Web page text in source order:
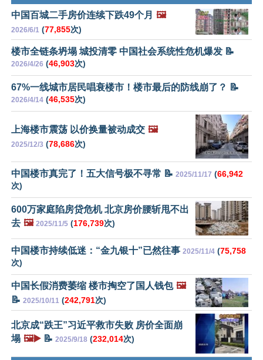
中国百城二手房价连续下跌49个月 🖼️
2026/6/1 (77,855次)
楼市全链条坍塌 城投清零 中国社会系统性危机爆发 📝
2026/4/26 (46,903次)
67%一线城市居民唱衰楼市！楼市最后的防线崩了？ 📝
2026/4/14 (46,535次)
上海楼市震荡 以价换量被动成交 🖼️
2025/12/3 (78,686次)
中国楼市真完了！五大信号极不寻常 📝 2025/11/17 (66,942
次)
600万家庭陷房贷危机 北京房价腰斩甩不出
去 🖼️ 2025/11/5 (176,739次)
中国楼市持续低迷：“金九银十”已然往事 2025/11/4 (75,758
次)
中国长假消费萎缩 楼市掏空了国人钱包 🖼️
📝 2025/10/11 (242,791次)
北京成“跌王”习近平救市失败 房价全面崩
塌 🖼️▶️ 📝 2025/9/18 (232,014次)